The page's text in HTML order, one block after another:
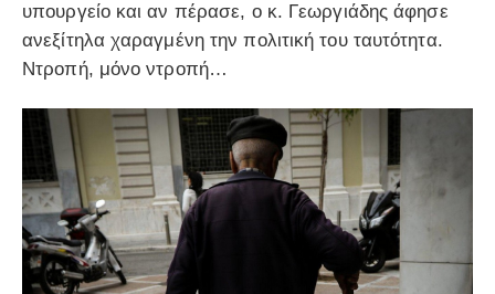
υπουργείο και αν πέρασε, ο κ. Γεωργιάδης άφησε
ανεξίτηλα χαραγμένη την πολιτική του ταυτότητα.
Ντροπή, μόνο ντροπή…